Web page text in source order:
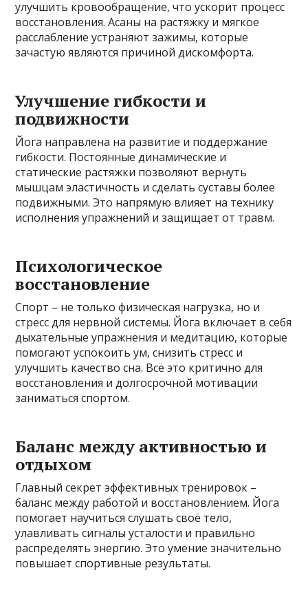
улучшить кровообращение, что ускорит процесс
восстановления. Асаны на растяжку и мягкое
расслабление устраняют зажимы, которые
зачастую являются причиной дискомфорта.
Улучшение гибкости и
подвижности
Йога направлена на развитие и поддержание
гибкости. Постоянные динамические и
статические растяжки позволяют вернуть
мышцам эластичность и сделать суставы более
подвижными. Это напрямую влияет на технику
исполнения упражнений и защищает от травм.
Психологическое
восстановление
Спорт – не только физическая нагрузка, но и
стресс для нервной системы. Йога включает в себя
дыхательные упражнения и медитацию, которые
помогают успокоить ум, снизить стресс и
улучшить качество сна. Всё это критично для
восстановления и долгосрочной мотивации
заниматься спортом.
Баланс между активностью и
отдыхом
Главный секрет эффективных тренировок –
баланс между работой и восстановлением. Йога
помогает научиться слушать своё тело,
улавливать сигналы усталости и правильно
распределять энергию. Это умение значительно
повышает спортивные результаты.